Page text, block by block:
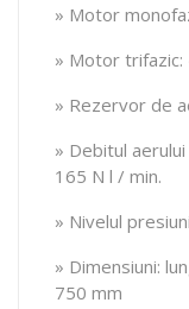
» Motor
» Motor trifazic:
» Rezervor de
» Debitul
165 N l / min.
» Nivelul
» Dimensiuni:
750 mm